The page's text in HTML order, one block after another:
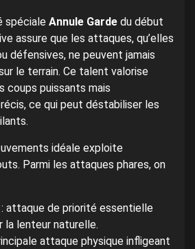
spéciale Annule Garde du début
assure que les attaques, qu’elles
défensives, ne peuvent jamais
le terrain. Ce talent valorise
coups puissants mais
ce qui peut déstabiliser les
idéale exploite
Parmi les attaques phares, on
: attaque de priorité essentielle
la lenteur naturelle.
attaque physique infligeant